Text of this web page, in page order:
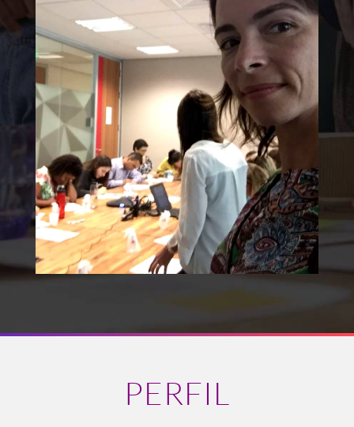
PERFIL